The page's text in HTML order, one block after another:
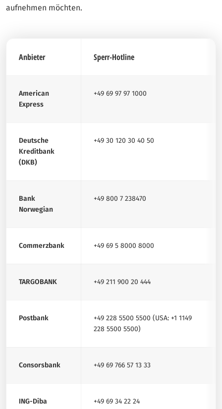
aufnehmen möchten.
Anbieter Sperr-Hotline
American
Express
+49 69 97 97 1000
Deutsche
Kreditbank
(DKB)
+49 30 120 30 40 50
Bank
Norwegian
+49 800 7 238470
Commerzbank +49 69 5 8000 8000
TARGOBANK +49 211 900 20 444
Postbank
+49 228 5500 5500 (USA: +1 1149
228 5500 5500)
Consorsbank +49 69 766 57 13 33
ING-Diba +49 69 34 22 24